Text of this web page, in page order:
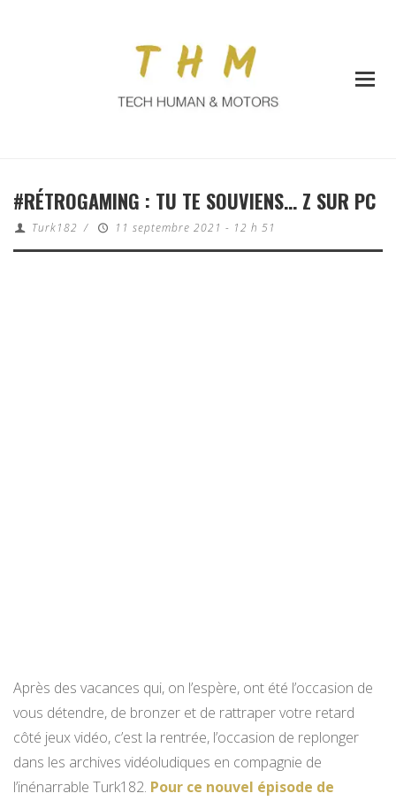
#RÉTROGAMING : TU TE SOUVIENS… Z SUR PC
Turk182 / 11 septembre 2021 - 12 h 51
Après des vacances qui, on l’espère, ont été l’occasion de
vous détendre, de bronzer et de rattraper votre retard
côté jeux vidéo, c’est la rentrée, l’occasion de replonger
dans les archives vidéoludiques en compagnie de
l’inénarrable Turk182. Pour ce nouvel épisode de